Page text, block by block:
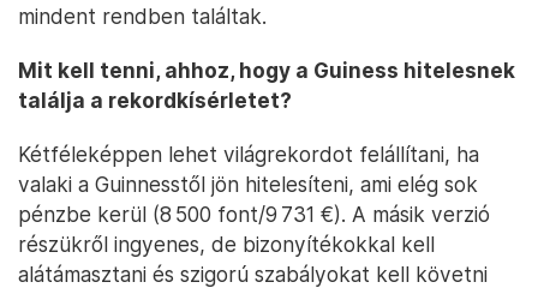
mindent rendben találtak.
Mit kell tenni, ahhoz, hogy a Guiness hitelesnek
találja a rekordkísérletet?
Kétféleképpen lehet világrekordot felállítani, ha
valaki a Guinnesstől jön hitelesíteni, ami elég sok
pénzbe kerül (8 500 font/9 731 €). A másik verzió
részükről ingyenes, de bizonyítékokkal kell
alátámasztani és szigorú szabályokat kell követni